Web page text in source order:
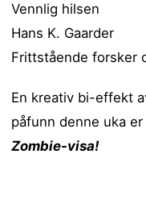
Vennlig hilsen
Hans K. Gaarder
Frittstående forsker
En kreativ bi-effekt
påfunn denne uka
Zombie-visa!